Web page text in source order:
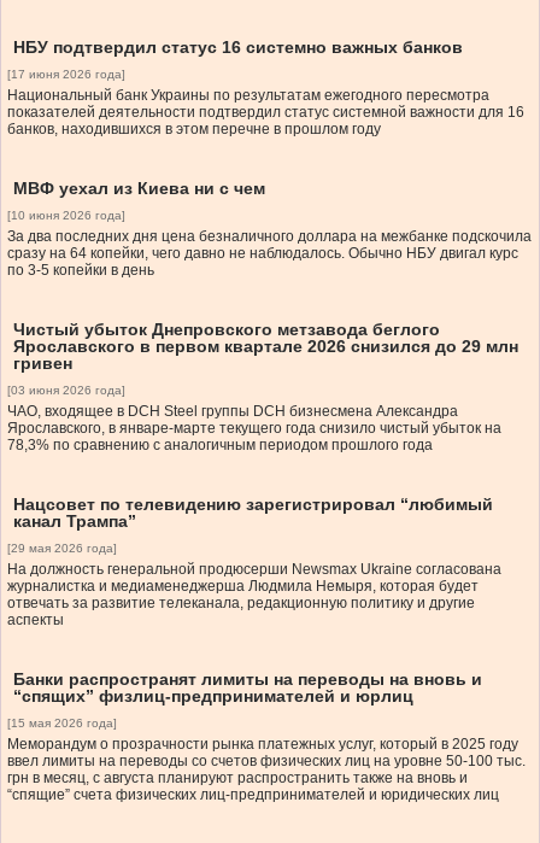
НБУ подтвердил статус 16 системно важных банков
[17 июня 2026 года]
Национальный банк Украины по результатам ежегодного пересмотра
показателей деятельности подтвердил статус системной важности для 16
банков, находившихся в этом перечне в прошлом году
МВФ уехал из Киева ни с чем
[10 июня 2026 года]
За два последних дня цена безналичного доллара на межбанке подскочила
сразу на 64 копейки, чего давно не наблюдалось. Обычно НБУ двигал курс
по 3-5 копейки в день
Чистый убыток Днепровского метзавода беглого
Ярославского в первом квартале 2026 снизился до 29 млн
гривен
[03 июня 2026 года]
ЧАО, входящее в DCH Steel группы DCH бизнесмена Александра
Ярославского, в январе-марте текущего года снизило чистый убыток на
78,3% по сравнению с аналогичным периодом прошлого года
Нацсовет по телевидению зарегистрировал “любимый
канал Трампа”
[29 мая 2026 года]
На должность генеральной продюсерши Newsmax Ukraine согласована
журналистка и медиаменеджерша Людмила Немыря, которая будет
отвечать за развитие телеканала, редакционную политику и другие
аспекты
Банки распространят лимиты на переводы на вновь и
“спящих” физлиц-предпринимателей и юрлиц
[15 мая 2026 года]
Меморандум о прозрачности рынка платежных услуг, который в 2025 году
ввел лимиты на переводы со счетов физических лиц на уровне 50-100 тыс.
грн в месяц, с августа планируют распространить также на вновь и
“спящие” счета физических лиц-предпринимателей и юридических лиц